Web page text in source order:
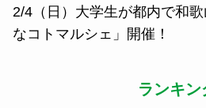
2/4（日）大学生が都内で和
なコトマルシェ」開催！
ランキン